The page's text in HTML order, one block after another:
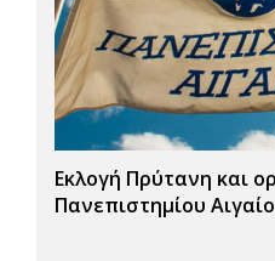
Εκλογή Πρύτανη και
Πανεπιστημίου